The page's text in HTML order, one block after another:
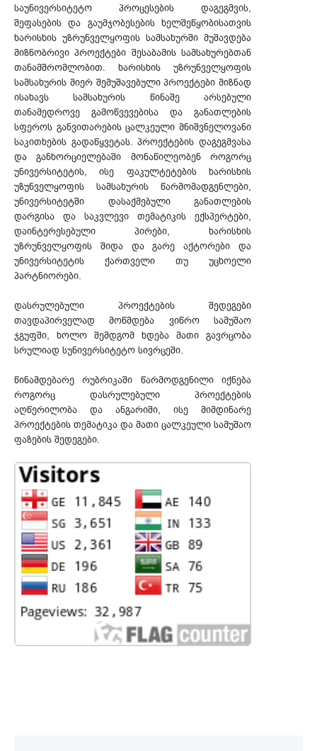
საუნივერსიტეტო პროცესების დაგეგმვის,
შეფასების და გაუმჯობესების ხელშეწყობისათვის
ხარისხის უზრუნველყოფის სამსახურში მუშავდება
მიზნობრივი პროექტები შესაბამის სამსახურებთან
თანამშრომლობით. ხარისხის უზრუნველყოფის
სამსახურის მიერ შემუშავებული პროექტები მიზნად
ისახავს სამსახურის წინაშე არსებული
თანამედროვე გამოწვევებისა და განათლების
სფეროს განვითარების ცალკეული მნიშვნელოვანი
საკითხების გადაწყვეტას. პროექტების დაგეგმვასა
და განხორციელებაში მონაწილეობენ როგორც
უნივერსიტეტის, ისე ფაკულტეტების ხარისხის
უზუნველყოფის სამსახურის წარმომადგენლები,
უნივერსიტეტში დასაქმებული განათლების
დარგისა და საკვლევი თემატიკის ექსპერტები,
დაინტერესებული პირები, ხარისხის
უზრუნველყოფის შიდა და გარე აქტორები და
უნივერსიტეტის ქართველი თუ უცხოელი
პარტნიორები.
დასრულებული პროექტების შედეგები
თავდაპირველად მოწმდება ვიწრო სამუშაო
ჯგუფში, ხოლო შემდგომ ხდება მათი გავრცობა
სრულიად სუნივერსიტეტო სივრცეში.
წინამდებარე რუბრიკაში წარმოდგენილი იქნება
როგორც დასრულებული პროექტების
აღწერილობა და ანგარიში, ისე მიმდინარე
პროექტების თემატიკა და მათი ცალკეული სამუშაო
ფაზების შედეგები.